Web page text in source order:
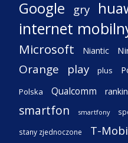
Google gry
internet
Microsoft Niantic
Orange play plus
Polska Qualcomm
smartfon smartfony
stany zjednoczone T-